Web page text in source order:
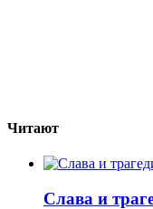
Читают
Слава и